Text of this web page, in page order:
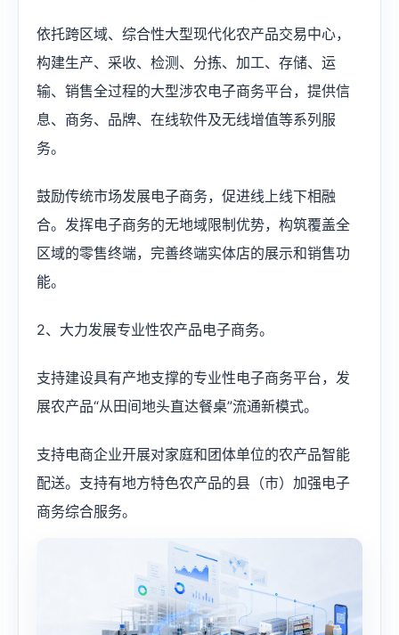
依托跨区域、综合性大型现代化农产品交易中心，
构建生产、采收、检测、分拣、加工、存储、运
输、销售全过程的大型涉农电子商务平台，提供信
息、商务、品牌、在线软件及无线增值等系列服
务。
鼓励传统市场发展电子商务，促进线上线下相融
合。发挥电子商务的无地域限制优势，构筑覆盖全
区域的零售终端，完善终端实体店的展示和销售功
能。
2、大力发展专业性农产品电子商务。
支持建设具有产地支撑的专业性电子商务平台，发
展农产品“从田间地头直达餐桌”流通新模式。
支持电商企业开展对家庭和团体单位的农产品智能
配送。支持有地方特色农产品的县（市）加强电子
商务综合服务。​